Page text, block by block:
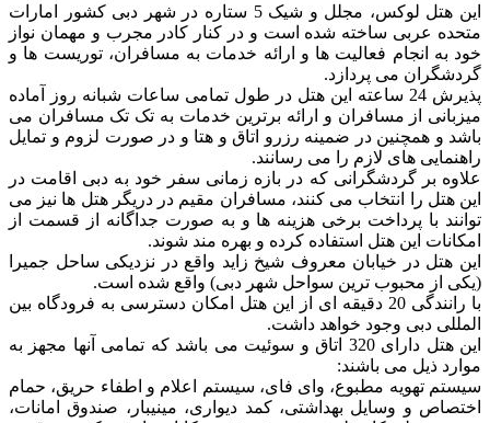
این هتل لوکس، مجلل و شیک 5 ستاره در شهر دبی کشور امارات
عربی ساخته شده است و در کنار کادر مجرب و مهمان نواز
به انجام فعالیت ها و ارائه خدمات به مسافران، توریست ها و
می پردازد.
پذیرش 24 ساعته این هتل در طول تمامی ساعات شبانه روز آماده
از مسافران و ارائه برترین خدمات به تک تک مسافران می
و همچنین در ضمینه رزرو اتاق و هتا و در صورت لزوم و تمایل
های لازم را می رسانند.
بر گردشگرانی که در بازه زمانی سفر خود به دبی اقامت در
هتل را انتخاب می کنند، مسافران مقیم در دریگر هتل ها نیز می
با پرداخت برخی هزینه ها و به صورت جداگانه از قسمت از
این هتل استفاده کرده و بهره مند شوند.
هتل در خیابان معروف شیخ زاید واقع در نزدیکی ساحل جمیرا
از محبوب ترین سواحل شهر دبی) واقع شده است.
با رانندگی 20 دقیقه ای از این هتل امکان دسترسی به فرودگاه بین
دبی وجود خواهد داشت.
این هتل دارای 320 اتاق و سوئیت می باشد که تمامی آنها مجهز به
ذیل می باشند:
تهویه مطبوع، وای فای، سیستم اعلام و اطفاء حریق، حمام
و وسایل بهداشتی، کمد دیواری، مینیبار، صندوق امانات،